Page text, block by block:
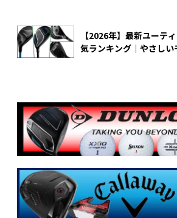
【2026年】最新ユーテ
気ランキング｜やさし